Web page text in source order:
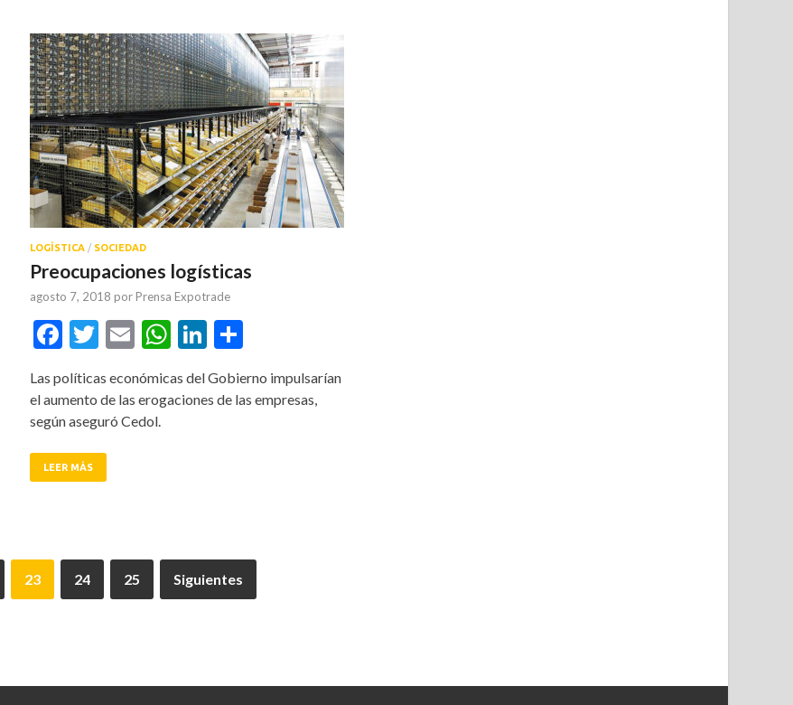
LOGÍSTICA / SOCIEDAD
Preocupaciones logísticas
agosto 7, 2018 por Prensa Expotrade
Facebook
Twitter
EmailWhatsApp
LinkedIn
Las políticas económicas del Gobierno impulsarían
el aumento de las erogaciones de las empresas,
según aseguró Cedol.
LEER MÁS
23 24 25 Siguientes